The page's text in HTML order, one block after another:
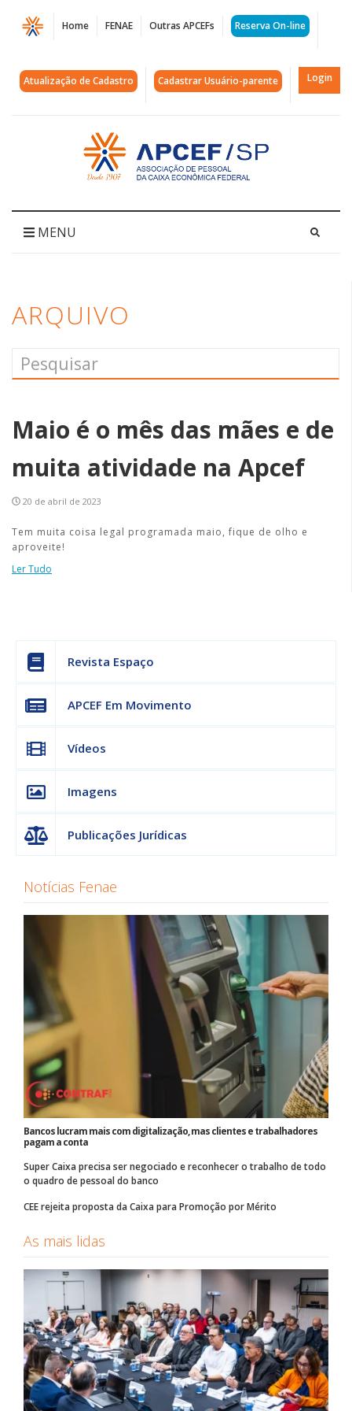
Página
Arquivos
mês
Home FENAE Outras APCEFs Reserva On-line
Atualização de Cadastro Cadastrar Usuário-parente Login
Acessar
página
inicial
MENU
ARQUIVO
Maio é o mês das mães e de
muita atividade na Apcef
20 de abril de 2023
Tem muita coisa legal programada maio, fique de olho e
aproveite!
Ler Tudo
Revista Espaço
APCEF Em Movimento
Vídeos
Imagens
Publicações Jurídicas
Notícias Fenae
Bancos lucram mais com digitalização, mas clientes e trabalhadores
pagam a conta
Super Caixa precisa ser negociado e reconhecer o trabalho de todo
o quadro de pessoal do banco
CEE rejeita proposta da Caixa para Promoção por Mérito
As mais lidas